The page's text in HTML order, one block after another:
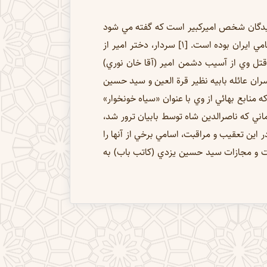
شخص اميركبير است كه گفته مي شود
جمله مشهور: «عزيزا، بيا تا عزيزت كنم» سخني است كه امير به وي گفته و قصدش انتصاب وي به رياست كل قواي نظامي ايران بوده است. [1] سردار، دختر امير از
وي از آسيب دشمن امير (آقا خان نوري)
بركنار شد. [2] . عزيزخان در اعدام برخي از سران عائله بابيه نظير قرة العين و سيد حسين
گرفت كه منابع بهائي از وي با عنوان «سياه خونخوار»
زماني كه ناصرالدين شاه توسط بابيان ترور شد،
اي بود كه مأموريت جستجو و تعقيب بابيان، و كشف شبكه ترور آنان، به وي محوّل شد [5] و او در اين تعقيب و مراقبت، اسامي برخي از آنها را
آنان شركت جست و مجازات سيد حسين يزدي (كاتب باب) به